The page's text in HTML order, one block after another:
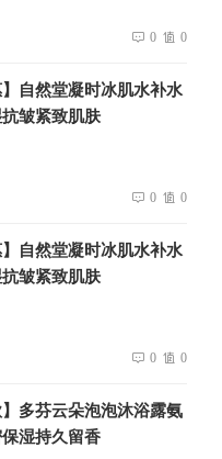
0 0
】自然堂凝时冰肌水补水
皱紧致肌肤
0 0
】自然堂凝时冰肌水补水
皱紧致肌肤
0 0
】多芬云朵泡泡沐浴露氨
湿持久留香